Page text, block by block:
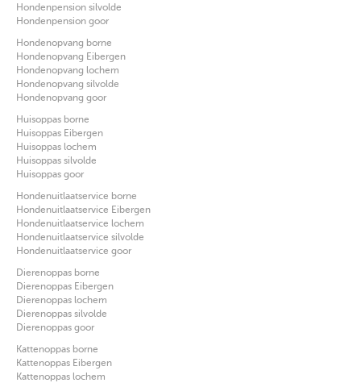
Hondenpension silvolde
Hondenpension goor
Hondenopvang borne
Hondenopvang Eibergen
Hondenopvang lochem
Hondenopvang silvolde
Hondenopvang goor
Huisoppas borne
Huisoppas Eibergen
Huisoppas lochem
Huisoppas silvolde
Huisoppas goor
Hondenuitlaatservice borne
Hondenuitlaatservice Eibergen
Hondenuitlaatservice lochem
Hondenuitlaatservice silvolde
Hondenuitlaatservice goor
Dierenoppas borne
Dierenoppas Eibergen
Dierenoppas lochem
Dierenoppas silvolde
Dierenoppas goor
Kattenoppas borne
Kattenoppas Eibergen
Kattenoppas lochem